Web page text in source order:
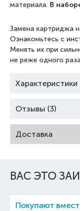
материала. В
Замена картриджа
Ознакомьтесь с
Менять их при
не реже одного
Характеристики
Отзывы (3)
Доставка
ВАС ЭТО
Покупают